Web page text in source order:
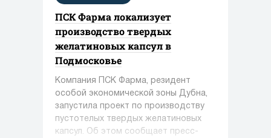
ПСК Фарма локализует
производство твердых
желатиновых капсул в
Подмосковье
Компания ПСК Фарма, резидент
особой экономической зоны Дубна,
запустила проект по производству
пустотелых твердых желатиновых
капсул. Об этом сообщает пресс-